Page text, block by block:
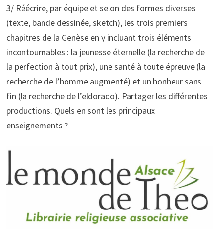
3/ Réécrire, par équipe et selon des formes diverses
(texte, bande dessinée, sketch), les trois premiers
chapitres de la Genèse en y incluant trois éléments
incontournables : la jeunesse éternelle (la recherche de
la perfection à tout prix), une santé à toute épreuve (la
recherche de l’homme augmenté) et un bonheur sans
fin (la recherche de l’eldorado). Partager les différentes
productions. Quels en sont les principaux
enseignements ?